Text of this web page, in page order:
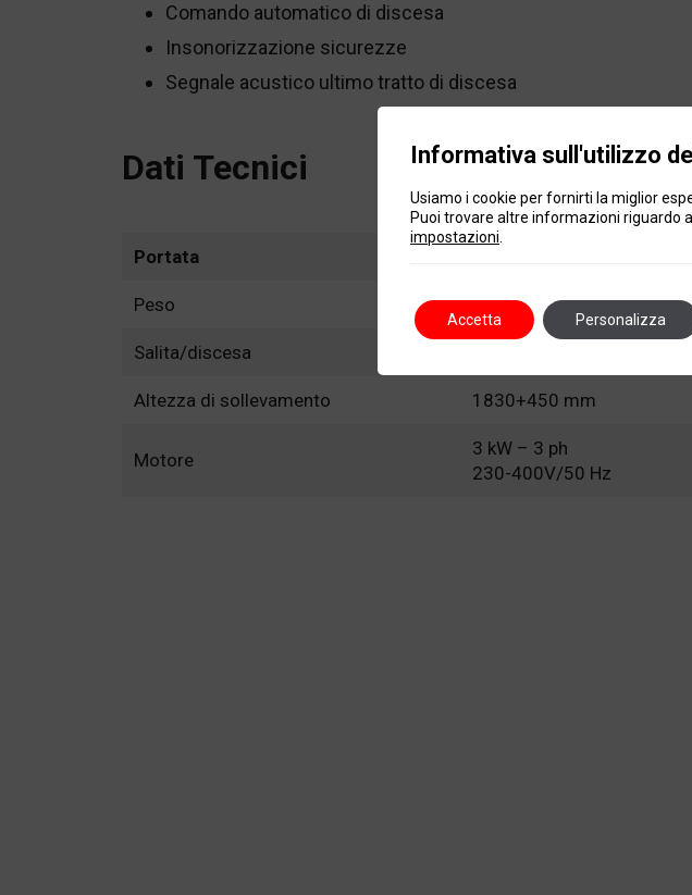
Comando automatico di discesa
Insonorizzazione sicurezze
Segnale acustico ultimo tratto di discesa
Dati Tecnici
Portata
Peso 1350/1400 kg
Salita/discesa
Altezza di sollevamento 1830+450 mm
Motore
3 kW – 3 ph
230-400V/50 Hz
Informativa sull'utilizzo
Usiamo i cookie per fornirti la miglior
Puoi trovare altre informazioni riguardo
impostazioni
Accetta Personalizza